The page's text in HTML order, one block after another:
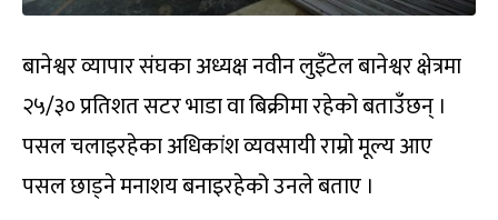
बानेश्वर व्यापार संघका अध्यक्ष नवीन लुइँटेल बानेश्वर क्षेत्रमा
२५/३० प्रतिशत सटर भाडा वा बिक्रीमा रहेको बताउँछन् ।
पसल चलाइरहेका अधिकांश व्यवसायी राम्रो मूल्य आए
पसल छाड्ने मनाशय बनाइरहेको उनले बताए ।